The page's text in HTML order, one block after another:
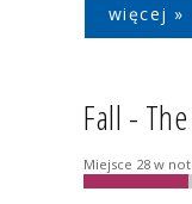
więcej »
Fall -
Miejsce 28 w